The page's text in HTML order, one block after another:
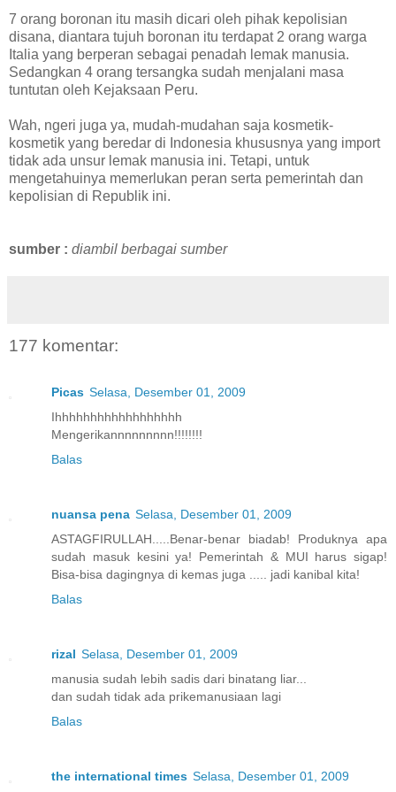
7 orang boronan itu masih dicari oleh pihak kepolisian
disana, diantara tujuh boronan itu terdapat 2 orang warga
Italia yang berperan sebagai penadah lemak manusia.
Sedangkan 4 orang tersangka sudah menjalani masa
tuntutan oleh Kejaksaan Peru.
Wah, ngeri juga ya, mudah-mudahan saja kosmetik-
kosmetik yang beredar di Indonesia khususnya yang import
tidak ada unsur lemak manusia ini. Tetapi, untuk
mengetahuinya memerlukan peran serta pemerintah dan
kepolisian di Republik ini.
sumber : diambil berbagai sumber
177 komentar:
Picas Selasa, Desember 01, 2009
Ihhhhhhhhhhhhhhhhhh
Mengerikannnnnnnnn!!!!!!!!
Balas
nuansa pena Selasa, Desember 01, 2009
ASTAGFIRULLAH.....Benar-benar biadab! Produknya apa
sudah masuk kesini ya! Pemerintah & MUI harus sigap!
Bisa-bisa dagingnya di kemas juga ..... jadi kanibal kita!
Balas
rizal Selasa, Desember 01, 2009
manusia sudah lebih sadis dari binatang liar...
dan sudah tidak ada prikemanusiaan lagi
Balas
the international times Selasa, Desember 01, 2009